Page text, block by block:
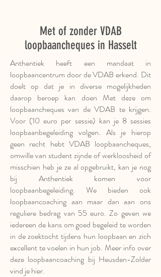
Met of zonder VDAB
loopbaancheques in Hasselt
Anthentiek heeft een mandaat in
loopbaancentrum door de VDAB erkend. Dit
doelt op dat je in diverse mogelijkheden
daarop beroep kan doen Met deze om
loopbaancheques van de VDAB te krijgen.
Voor (10 euro per sessie) kan je 8 sessies
loopbaanbegeleiding volgen. Als je hierop
geen recht hebt VDAB loopbaancheques,
omwille van student zijnde of werkloosheid of
misschien heb je ze al opgebruikt, kan je nog
bij Anthentiek komen voor
loopbaanbegeleiding. We bieden ook
loopbaancoaching aan maar dan aan ons
reguliere bedrag van 55 euro. Zo geven we
iedereen de kans om goed begeleid te worden
in de zoektocht tijdens hun loopbaan en zich
excellent te voelen in hun job. Meer info over
deze loopbaancoaching bij Heusden-Zolder
vind je hier.